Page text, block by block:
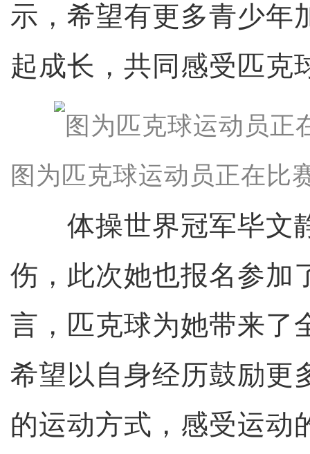
示，希望有更多青少年
起成长，共同感受匹克
图为匹克球运动员正在比
体操世界冠军毕文
伤，此次她也报名参加
言，匹克球为她带来了
希望以自身经历鼓励更
的运动方式，感受运动